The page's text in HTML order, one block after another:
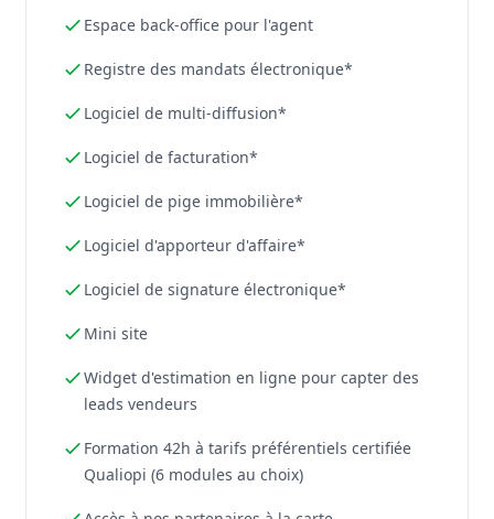
Espace back-office pour l'agent
Registre des mandats électronique*
Logiciel de multi-diffusion*
Logiciel de facturation*
Logiciel de pige immobilière*
Logiciel d'apporteur d'affaire*
Logiciel de signature électronique*
Mini site
Widget d'estimation en ligne pour capter des
leads vendeurs
Formation 42h à tarifs préférentiels certifiée
Qualiopi (6 modules au choix)